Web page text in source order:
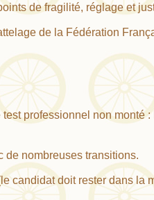
de fragilité, réglage et
de la Fédération
professionnel non monté
de nombreuses transitions.
candidat doit rester dans la